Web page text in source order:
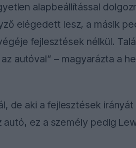
alapbeállítással
elégedett lesz, a másik
fejlesztések nélkül.
autóval” – magyarázta a
de aki a fejlesztések
ez a személy pedig